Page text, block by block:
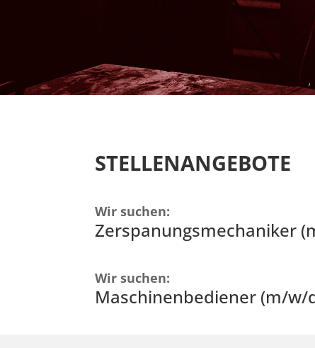
STELLENANGEBOTE
Wir suchen:
Zerspanungsmechaniker
Wir suchen:
Maschinenbediener (m/w/